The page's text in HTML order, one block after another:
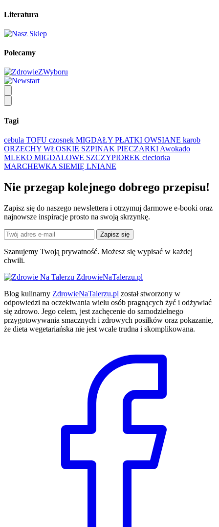
Literatura
Polecamy
Tagi
cebula TOFU czosnek MIGDAŁY PŁATKI OWSIANE karob
ORZECHY WŁOSKIE SZPINAK PIECZARKI Awokado
MLEKO MIGDALOWE SZCZYPIOREK cieciorka
MARCHEWKA SIEMIĘ LNIANE
Nie przegap kolejnego dobrego przepisu!
Zapisz się do naszego newslettera i otrzymuj darmowe e-booki oraz
najnowsze inspiracje prosto na swoją skrzynkę.
Zapisz się
Szanujemy Twoją prywatność. Możesz się wypisać w każdej
chwili.
ZdrowieNaTalerzu.pl
Blog kulinarny ZdrowieNaTalerzu.pl został stworzony w
odpowiedzi na oczekiwania wielu osób pragnących żyć i odżywiać
się zdrowo. Jego celem, jest zachęcenie do samodzielnego
przygotowywania smacznych i zdrowych posiłków oraz pokazanie,
że dieta wegetariańska nie jest wcale trudna i skomplikowana.